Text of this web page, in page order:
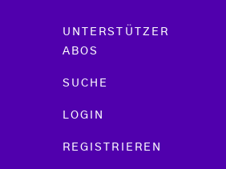
UNTERSTÜTZER
ABOS
SUCHE
LOGIN
REGISTRIEREN